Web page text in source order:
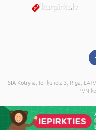
SIA Kotryna , Ieriķu iela 3, Riga,
PVN
© 2026 Visas tiesības aizsargātas.